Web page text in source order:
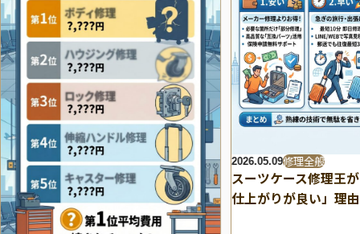
2026.05.09修理全般
スーツケース修理王
仕上がりが良い」理